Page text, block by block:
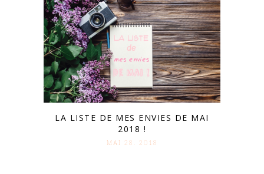
LA LISTE DE MES ENVIES DE MAI
2018 !
MAI 28. 2018